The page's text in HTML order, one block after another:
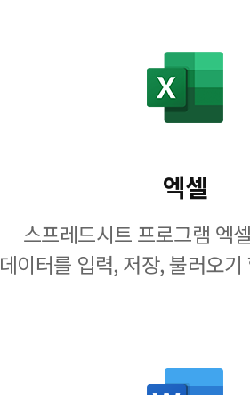
엑셀
스프레드시트 프로그램 엑
데이터를 입력, 저장, 불러오